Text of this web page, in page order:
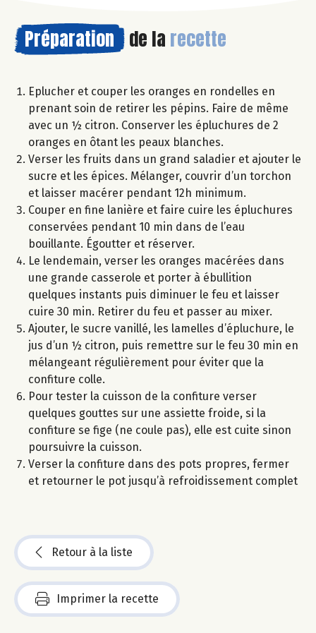
Préparation de la recette
Eplucher et couper les oranges en rondelles en
prenant soin de retirer les pépins. Faire de même
avec un ½ citron. Conserver les épluchures de 2
oranges en ôtant les peaux blanches.
Verser les fruits dans un grand saladier et ajouter le
sucre et les épices. Mélanger, couvrir d’un torchon
et laisser macérer pendant 12h minimum.
Couper en fine lanière et faire cuire les épluchures
conservées pendant 10 min dans de l’eau
bouillante. Égoutter et réserver.
Le lendemain, verser les oranges macérées dans
une grande casserole et porter à ébullition
quelques instants puis diminuer le feu et laisser
cuire 30 min. Retirer du feu et passer au mixer.
Ajouter, le sucre vanillé, les lamelles d’épluchure, le
jus d’un ½ citron, puis remettre sur le feu 30 min en
mélangeant régulièrement pour éviter que la
confiture colle.
Pour tester la cuisson de la confiture verser
quelques gouttes sur une assiette froide, si la
confiture se fige (ne coule pas), elle est cuite sinon
poursuivre la cuisson.
Verser la confiture dans des pots propres, fermer
et retourner le pot jusqu’à refroidissement complet
Retour à la liste
Imprimer la recette